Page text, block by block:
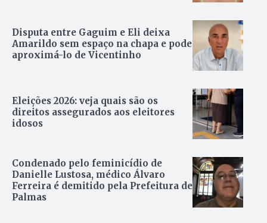
Disputa entre Gaguim e Eli deixa
Amarildo sem espaço na chapa e pode
aproximá-lo de Vicentinho
Eleições 2026: veja quais são os
direitos assegurados aos eleitores
idosos
Condenado pelo feminicídio de
Danielle Lustosa, médico Álvaro
Ferreira é demitido pela Prefeitura de
Palmas